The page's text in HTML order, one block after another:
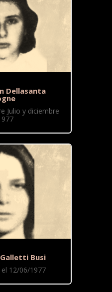
Dellasanta
Julio y diciembre
Busi
12/06/1977